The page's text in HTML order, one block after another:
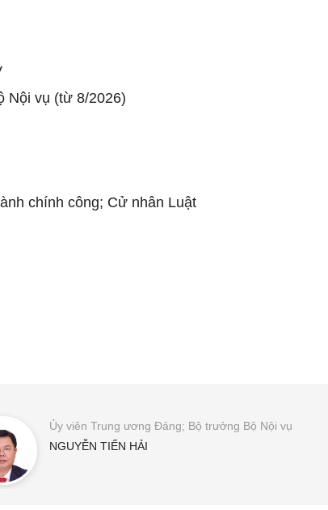
Nội vụ (từ 8/2026)
chính công; Cử nhân Luật
Ủy viên Trung ương Đảng; Bộ trưởng Bộ Nội vụ
NGUYỄN TIẾN HẢI